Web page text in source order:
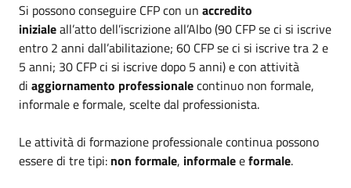
Si possono conseguire CFP con un accredito
inizialeall’atto dell’iscrizione all’Albo (90 CFP se ci si iscrive
entro 2 anni dall’abilitazione; 60 CFP se ci si iscrive tra 2 e
5 anni; 30 CFP ci si iscrive dopo 5 anni) e con attività
di aggiornamento professionalecontinuo non formale,
informale e formale, scelte dal professionista.
Le attività di formazione professionale continua possono
essere di tre tipi: non formale, informaleeformale.